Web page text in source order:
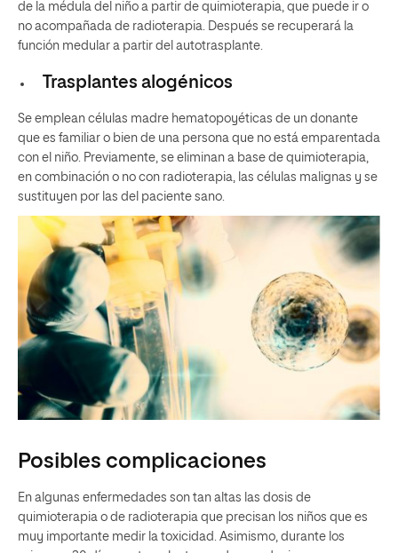
de la médula del niño a partir de quimioterapia, que puede ir o
no acompañada de radioterapia. Después se recuperará la
función medular a partir del autotrasplante.
Trasplantes alogénicos
Se emplean células madre hematopoyéticas de un donante
que es familiar o bien de una persona que no está emparentada
con el niño. Previamente, se eliminan a base de quimioterapia,
en combinación o no con radioterapia, las células malignas y se
sustituyen por las del paciente sano.
Posibles complicaciones
En algunas enfermedades son tan altas las dosis de
quimioterapia o de radioterapia que precisan los niños que es
muy importante medir la toxicidad. Asimismo, durante los